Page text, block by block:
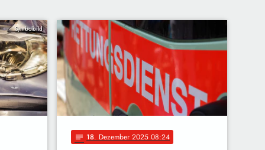
Symbolbild
notes 18. Dezember 2025 08:24